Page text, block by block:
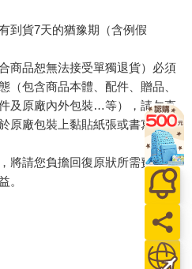
到貨7天的猶豫期（含例假
商品恕無法接受單獨退貨）必須
（包含商品本體、配件、贈品、
及原廠內外包裝…等），請勿直
原廠包裝上黏貼紙張或書寫文
將請您負擔回復原狀所需費用，
。